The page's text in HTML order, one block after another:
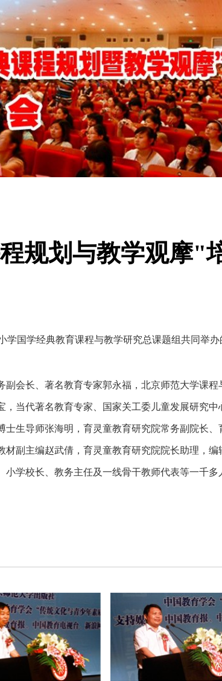
规划与教学观摩"
国学经典教育课程与教学研究总课题组共同举办
会长、著名教育专家郭永福，北京师范大学课程
当代著名教育专家、国家关工委儿童发展研究中
生导师张海明，育灵童教育研究院常务副院长、
副主编赵武倩，育灵童教育研究院院长助理，编
学校长、教务主任及一线骨干教师代表等一千多